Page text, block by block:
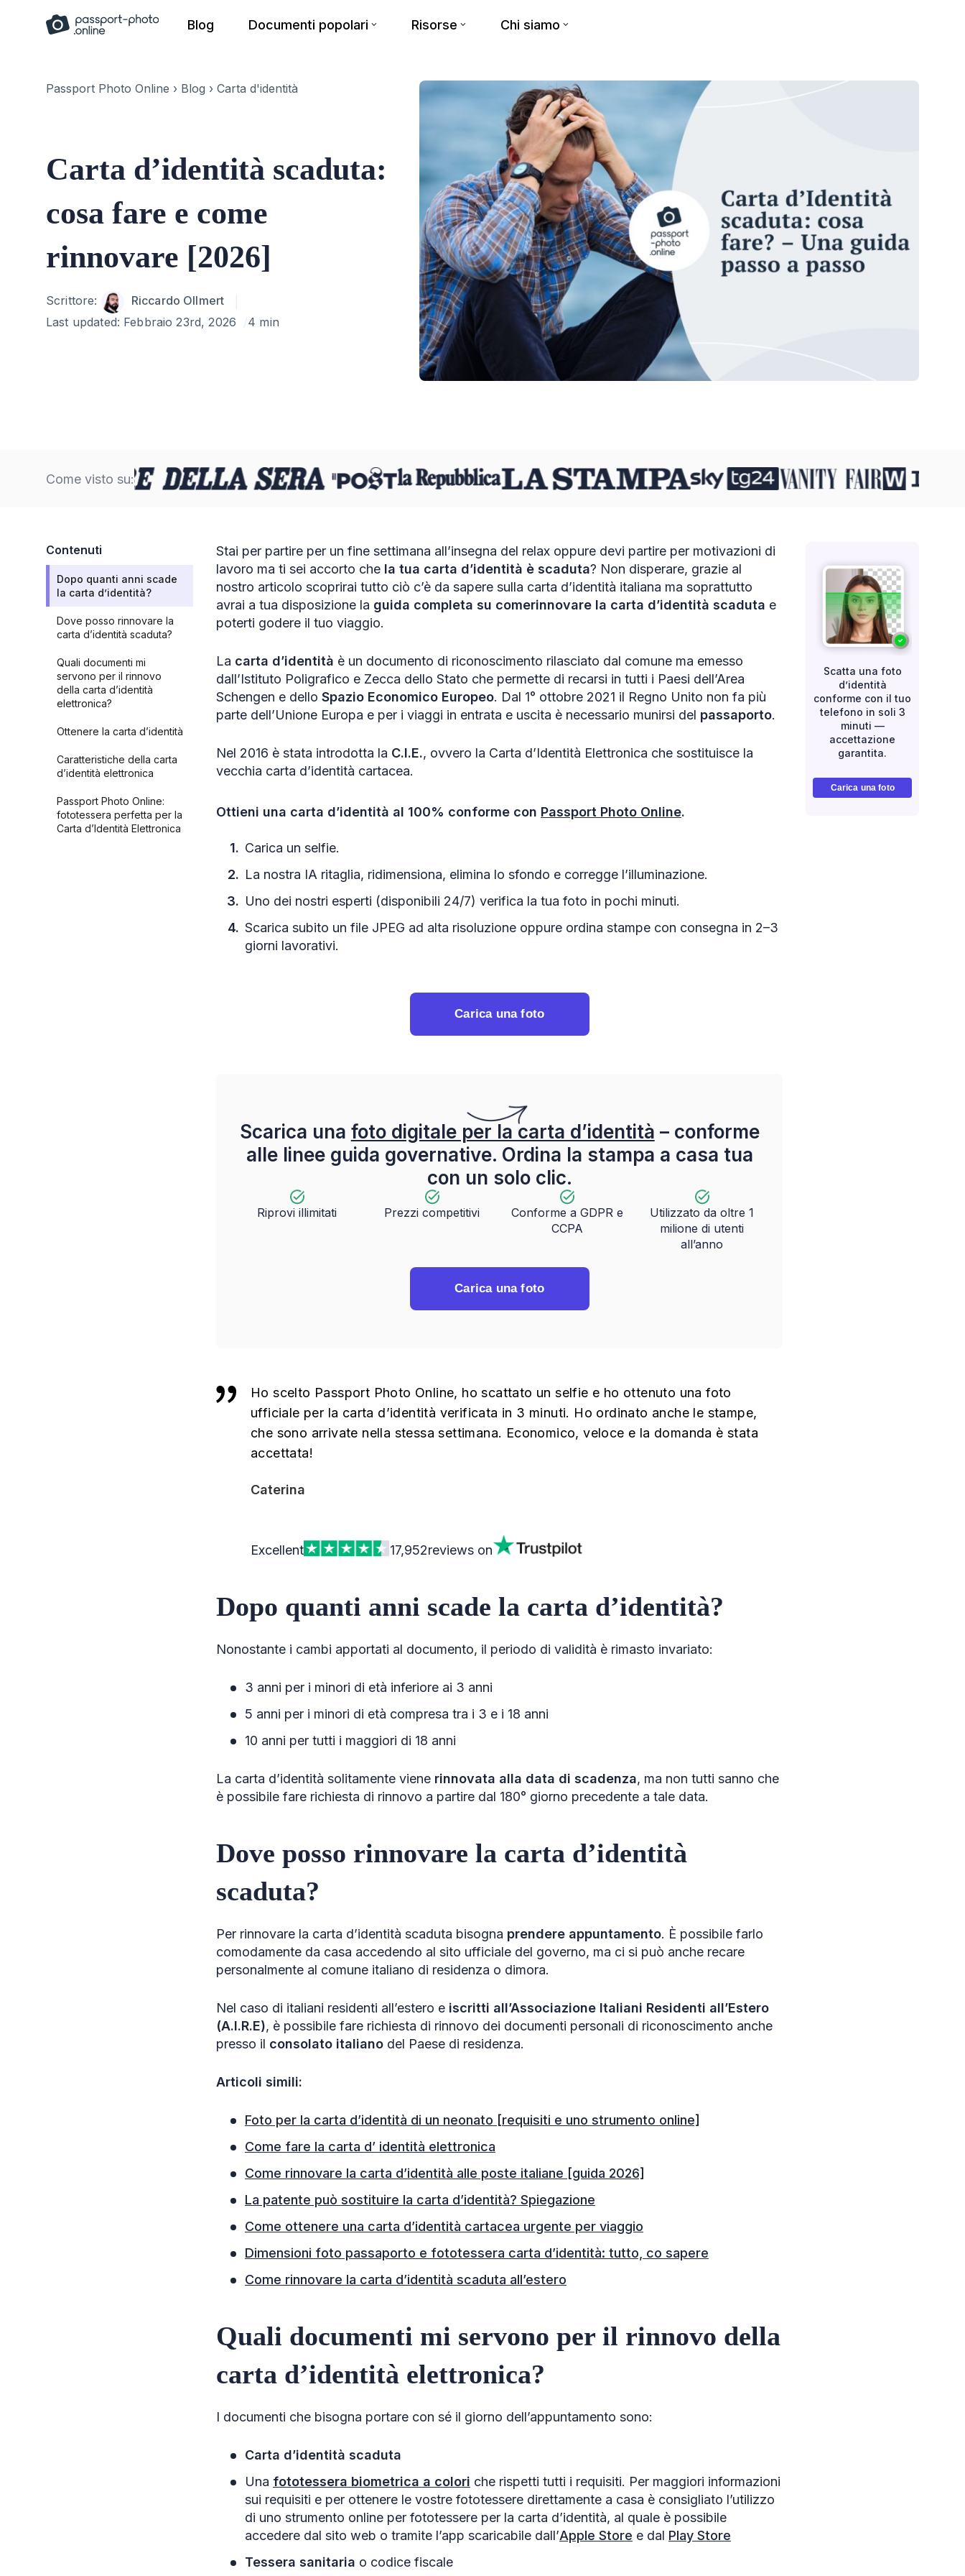
Blog Documenti popolari Risorse Chi siamo
Passport Photo Online › Blog › Carta d'identità
Carta d’identità scaduta:
cosa fare e come
rinnovare [2026]
Author
Scrittore:
Riccardo Ollmert
Last updated: Febbraio 23rd, 2026 4 min
Come visto su:
Contenuti
Dopo quanti anni scade
la carta d’identità?
Dove posso rinnovare la
carta d’identità scaduta?
Quali documenti mi
servono per il rinnovo
della carta d’identità
elettronica?
Ottenere la carta d’identità
Caratteristiche della carta
d’identità elettronica
Passport Photo Online:
fototessera perfetta per la
Carta d’Identità Elettronica
Stai per partire per un fine settimana all’insegna del relax oppure devi partire per motivazioni di
lavoro ma ti sei accorto che la tua carta d’identità è scaduta? Non disperare, grazie al
nostro articolo scoprirai tutto ciò c’è da sapere sulla carta d’identità italiana ma soprattutto
avrai a tua disposizione la guida completa su comerinnovare la carta d’identità scaduta e
poterti godere il tuo viaggio.
La carta d’identità è un documento di riconoscimento rilasciato dal comune ma emesso
dall’Istituto Poligrafico e Zecca dello Stato che permette di recarsi in tutti i Paesi dell’Area
Schengen e dello Spazio Economico Europeo. Dal 1° ottobre 2021 il Regno Unito non fa più
parte dell’Unione Europa e per i viaggi in entrata e uscita è necessario munirsi del passaporto.
Nel 2016 è stata introdotta la C.I.E., ovvero la Carta d’Identità Elettronica che sostituisce la
vecchia carta d’identità cartacea.
Ottieni una carta d’identità al 100% conforme con Passport Photo Online.
Carica un selfie.
La nostra IA ritaglia, ridimensiona, elimina lo sfondo e corregge l’illuminazione.
Uno dei nostri esperti (disponibili 24/7) verifica la tua foto in pochi minuti.
Scarica subito un file JPEG ad alta risoluzione oppure ordina stampe con consegna in 2–3
giorni lavorativi.
Carica una foto
Scarica una foto digitale per la carta d’identità – conforme
alle linee guida governative. Ordina la stampa a casa tua
con un solo clic.
Riprovi illimitati Prezzi competitivi
Conforme a GDPR e
CCPA
Utilizzato da oltre 1
milione di utenti
all’anno
Carica una foto
Ho scelto Passport Photo Online, ho scattato un selfie e ho ottenuto una foto
ufficiale per la carta d’identità verificata in 3 minuti. Ho ordinato anche le stampe,
che sono arrivate nella stessa settimana. Economico, veloce e la domanda è stata
accettata!
Caterina
Excellent 17,952reviews on
Dopo quanti anni scade la carta d’identità?
Nonostante i cambi apportati al documento, il periodo di validità è rimasto invariato:
3 anni per i minori di età inferiore ai 3 anni
5 anni per i minori di età compresa tra i 3 e i 18 anni
10 anni per tutti i maggiori di 18 anni
La carta d’identità solitamente viene rinnovata alla data di scadenza, ma non tutti sanno che
è possibile fare richiesta di rinnovo a partire dal 180° giorno precedente a tale data.
Dove posso rinnovare la carta d’identità
scaduta?
Per rinnovare la carta d’identità scaduta bisogna prendere appuntamento. È possibile farlo
comodamente da casa accedendo al sito ufficiale del governo, ma ci si può anche recare
personalmente al comune italiano di residenza o dimora.
Nel caso di italiani residenti all’estero e iscritti all’Associazione Italiani Residenti all’Estero
(A.I.R.E), è possibile fare richiesta di rinnovo dei documenti personali di riconoscimento anche
presso il consolato italianodel Paese di residenza.
Articoli simili:
Foto per la carta d’identità di un neonato [requisiti e uno strumento online]
Come fare la carta d’ identità elettronica
Come rinnovare la carta d’identità alle poste italiane [guida 2026]
La patente può sostituire la carta d’identità? Spiegazione
Come ottenere una carta d’identità cartacea urgente per viaggio
Dimensioni foto passaporto e fototessera carta d’identità: tutto, co sapere
Come rinnovare la carta d’identità scaduta all’estero
Quali documenti mi servono per il rinnovo della
carta d’identità elettronica?
I documenti che bisogna portare con sé il giorno dell’appuntamento sono:
Carta d’identità scaduta
Una fototessera biometrica a colori che rispetti tutti i requisiti. Per maggiori informazioni
sui requisiti e per ottenere le vostre fototessere direttamente a casa è consigliato l’utilizzo
di uno strumento online per fototessere per la carta d’identità, al quale è possibile
accedere dal sito web o tramite l’app scaricabile dall’Apple Store e dal Play Store
Tessera sanitaria o codice fiscale
Scatta una foto
d’identità
conforme con il tuo
telefono in soli 3
minuti —
accettazione
garantita.
Carica una foto